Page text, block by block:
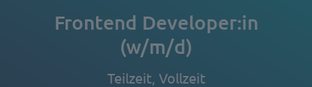
Frontend Developer:in
(w/m/d)
Teilzeit, Vollzeit